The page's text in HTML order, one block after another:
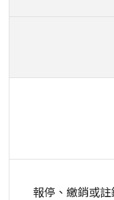
報停、繳銷或